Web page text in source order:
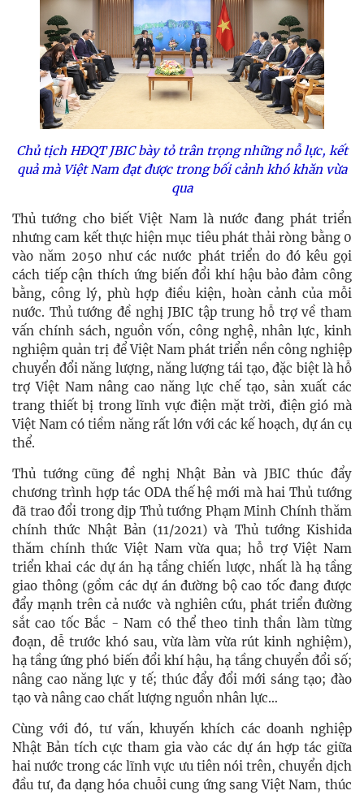
Chủ tịch HĐQT JBIC bày tỏ trân trọng những nỗ lực, kết
quả mà Việt Nam đạt được trong bối cảnh khó khăn vừa
qua
Thủ tướng cho biết Việt Nam là nước đang phát triển
nhưng cam kết thực hiện mục tiêu phát thải ròng bằng 0
vào năm 2050 như các nước phát triển do đó kêu gọi
cách tiếp cận thích ứng biến đổi khí hậu bảo đảm công
bằng, công lý, phù hợp điều kiện, hoàn cảnh của mỗi
nước. Thủ tướng đề nghị JBIC tập trung hỗ trợ về tham
vấn chính sách, nguồn vốn, công nghệ, nhân lực, kinh
nghiệm quản trị để Việt Nam phát triển nền công nghiệp
chuyển đổi năng lượng, năng lượng tái tạo, đặc biệt là hỗ
trợ Việt Nam nâng cao năng lực chế tạo, sản xuất các
trang thiết bị trong lĩnh vực điện mặt trời, điện gió mà
Việt Nam có tiềm năng rất lớn với các kế hoạch, dự án cụ
thể.
Thủ tướng cũng đề nghị Nhật Bản và JBIC thúc đẩy
chương trình hợp tác ODA thế hệ mới mà hai Thủ tướng
đã trao đổi trong dịp Thủ tướng Phạm Minh Chính thăm
chính thức Nhật Bản (11/2021) và Thủ tướng Kishida
thăm chính thức Việt Nam vừa qua; hỗ trợ Việt Nam
triển khai các dự án hạ tầng chiến lược, nhất là hạ tầng
giao thông (gồm các dự án đường bộ cao tốc đang được
đẩy mạnh trên cả nước và nghiên cứu, phát triển đường
sắt cao tốc Bắc - Nam có thể theo tinh thần làm từng
đoạn, dễ trước khó sau, vừa làm vừa rút kinh nghiệm),
hạ tầng ứng phó biến đổi khí hậu, hạ tầng chuyển đổi số;
nâng cao năng lực y tế; thúc đẩy đổi mới sáng tạo; đào
tạo và nâng cao chất lượng nguồn nhân lực…
Cùng với đó, tư vấn, khuyến khích các doanh nghiệp
Nhật Bản tích cực tham gia vào các dự án hợp tác giữa
hai nước trong các lĩnh vực ưu tiên nói trên, chuyển dịch
đầu tư, đa dạng hóa chuỗi cung ứng sang Việt Nam, thúc